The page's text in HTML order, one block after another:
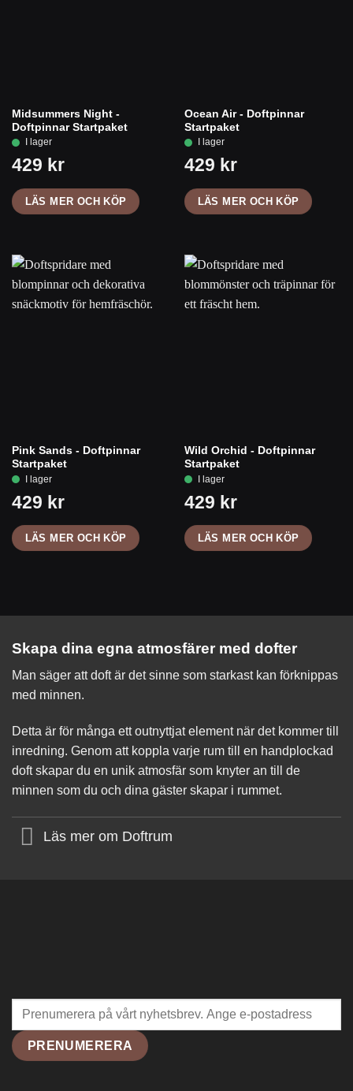
Midsummers Night -
Doftpinnar Startpaket
LÄS MER OCH KÖP
Ocean Air - Doftpinnar
Startpaket
LÄS MER OCH KÖP
Pink Sands - Doftpinnar
Startpaket
LÄS MER OCH KÖP
Wild Orchid - Doftpinnar
Startpaket
LÄS MER OCH KÖP
Skapa dina egna atmosfärer med dofter
Man säger att doft är det sinne som starkast kan förknippas
med minnen.
Detta är för många ett outnyttjat element när det kommer till
inredning. Genom att koppla varje rum till en handplockad
doft skapar du en unik atmosfär som knyter an till de
minnen som du och dina gäster skapar i rummet.
Läs mer om Doftrum